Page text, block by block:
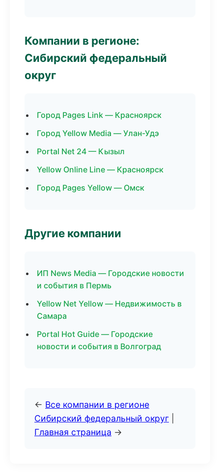
Компании в регионе:
Сибирский федеральный
округ
Город Pages Link — Красноярск
Город Yellow Media — Улан-Удэ
Portal Net 24 — Кызыл
Yellow Online Line — Красноярск
Город Pages Yellow — Омск
Другие компании
ИП News Media — Городские новости
и события в Пермь
Yellow Net Yellow — Недвижимость в
Самара
Portal Hot Guide — Городские
новости и события в Волгоград
← Все компании в регионе
Сибирский федеральный округ
Главная страница →